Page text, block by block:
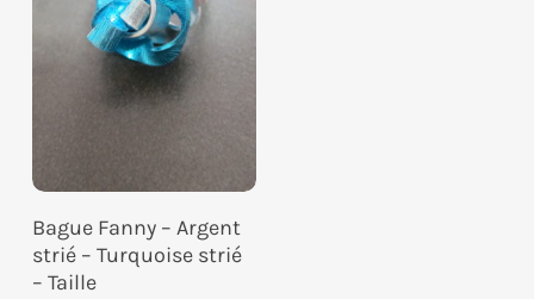
Choix Des Options
produit
a
Bague Fanny – Argent
strié – Turquoise strié
– Taille